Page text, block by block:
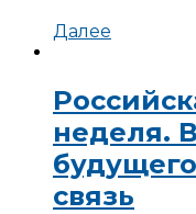
Далее
неделя.
связь